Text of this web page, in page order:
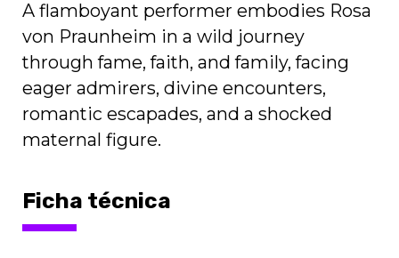
A flamboyant performer embodies Rosa
von Praunheim in a wild journey
through fame, faith, and family, facing
eager admirers, divine encounters,
romantic escapades, and a shocked
maternal figure.
Ficha técnica